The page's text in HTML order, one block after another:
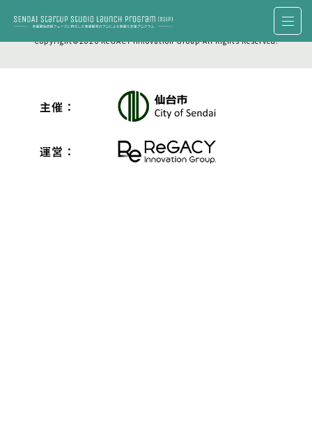
Copyright©2026 ReGACY Innovation Group All Rights Reserved.
主催：
運営：